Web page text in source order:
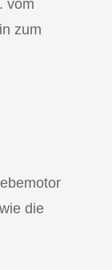
vom
zum
die